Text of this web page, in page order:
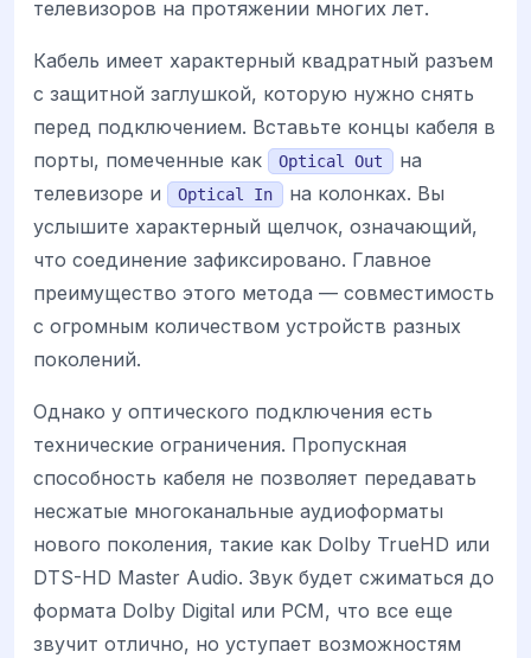
телевизоров на протяжении многих лет.
Кабель имеет характерный квадратный разъем
с защитной заглушкой, которую нужно снять
перед подключением. Вставьте концы кабеля в
порты, помеченные как
Optical Out
на
телевизоре и
Optical In
на колонках. Вы
услышите характерный щелчок, означающий,
что соединение зафиксировано. Главное
преимущество этого метода — совместимость
с огромным количеством устройств разных
поколений.
Однако у оптического подключения есть
технические ограничения. Пропускная
способность кабеля не позволяет передавать
несжатые многоканальные аудиоформаты
нового поколения, такие как Dolby TrueHD или
DTS-HD Master Audio. Звук будет сжиматься до
формата Dolby Digital или PCM, что все еще
звучит отлично, но уступает возможностям